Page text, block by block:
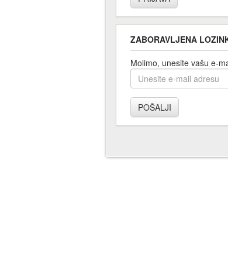
ZABORAVLJENA
Molimo, unesite vašu e-